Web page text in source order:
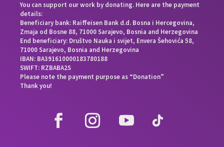
You can support our work by donating. Here are the payment
details:
Beneficiary bank: Raiffeisen Bank d.d. Bosna i Hercegovina,
Zmaja od Bosne 88, 71000 Sarajevo, Bosnia and Herzegovina
End beneficiary: Društvo Nauka i svijet, Envera Šehovića 58,
71000 Sarajevo, Bosnia and Herzegovina
IBAN: BA391610000183780188
SWIFT: RZBABA2S
Please note the payment purpose as “Donation”
Thank you!